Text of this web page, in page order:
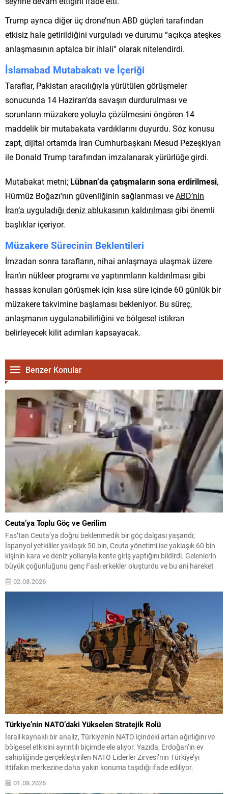
Trump ayrıca diğer üç drone’nun ABD güçleri tarafından
etkisiz hale getirildiğini vurguladı ve durumu “açıkça ateşkes
anlaşmasının aptalca bir ihlali” olarak nitelendirdi.
İslamabad Mutabakatı ve İçeriği
Taraflar, Pakistan aracılığıyla yürütülen görüşmeler
sonucunda 14 Haziran’da savaşın durdurulması ve
sorunların müzakere yoluyla çözülmesini öngören 14
maddelik bir mutabakata vardıklarını duyurdu. Söz konusu
zapt, dijital ortamda İran Cumhurbaşkanı Mesud Pezeşkiyan
ile Donald Trump tarafından imzalanarak yürürlüğe girdi.
Mutabakat metni; Lübnan’da çatışmaların sona erdirilmesi,
Hürmüz Boğazı’nın güvenliğinin sağlanması veABD’nin
İran’a uyguladığı deniz ablukasının kaldırılması gibi önemli
başlıklar içeriyor.
Müzakere Sürecinin Beklentileri
İmzadan sonra tarafların, nihai anlaşmaya ulaşmak üzere
İran’ın nükleer programı ve yaptırımların kaldırılması gibi
hassas konuları görüşmek için kısa süre içinde 60 günlük bir
müzakere takvimine başlaması bekleniyor. Bu süreç,
anlaşmanın uygulanabilirliğini ve bölgesel istikrarı
belirleyecek kilit adımları kapsayacak.
Benzer Konular
Ceuta’ya Toplu Göç ve Gerilim
Fas’tan Ceuta’ya doğru beklenmedik bir göç dalgası yaşandı;
İspanyol yetkililer yaklaşık 50 bin, Ceuta yönetimi ise yaklaşık 60 bin
kişinin kara ve deniz yollarıyla kente giriş yaptığını bildirdi. Gelenlerin
büyük çoğunluğunu genç Faslı erkekler oluşturdu ve bu ani hareket
olduğu...
02.08.2026
Türkiye’nin NATO’daki Yükselen Stratejik Rolü
İsrail kaynaklı bir analiz, Türkiye’nin NATO içindeki artan ağırlığını ve
bölgesel etkisini ayrıntılı biçimde ele alıyor. Yazıda, Erdoğan’ın ev
sahipliğinde gerçekleştirilen NATO Liderler Zirvesi’nin Türkiye’yi
ittifakın merkezine daha yakın konuma taşıdığı ifade ediliyor.
Analizde, Türkiye’nin hem askeri hem de coğrafi avantajları üzerinden
ittifak içinde giderek vazgeçilmez hale geldiği vurgulanıyor. Bu...
01.08.2026